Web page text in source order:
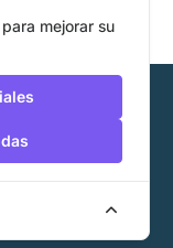
mejorar su